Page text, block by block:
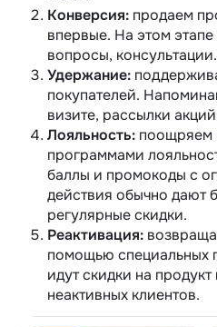
Конверсия: продаем
впервые. На этом
вопросы, консультации.
Удержание:
покупателей.
визите, рассылки
Лояльность: поощряем
программами
баллы и промокоды с
действия обычно дают
регулярные скидки.
Реактивация:
помощью специальных
идут скидки на
неактивных клиентов.